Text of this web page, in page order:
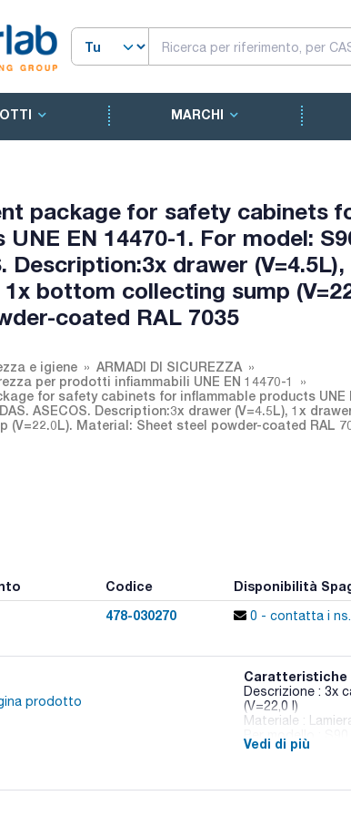
MARCHI
package for safety cabinets
EN 14470-1. For model:
Description:3x drawer
1x bottom collecting sump
coated RAL 7035
e igiene
ARMADI DI SICUREZZA
per prodotti infiammabili UNE EN 14470-1
for safety cabinets for inflammable products UNE
ASECOS. Description:3x drawer (V=4.5L), 1x
(V=22.0L). Material: Sheet steel powder-coated RAL
Codice Disponibilità
478-030270 0 - contatta i
prodotto
Caratteristiche
Descrizione : 3x
(V=22,0 l)
Materiale :
Conf. (unità) : 1
resistenza al
Vedi di più